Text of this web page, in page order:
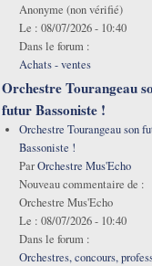
Anonyme (non vérifié)
Le : 08/07/2026 - 10:40
Dans le forum :
Achats - ventes
Orchestre Tourangeau
futur Bassoniste !
Orchestre Tourangeau son
Bassoniste !
ParOrchestre Mus'Echo
Nouveau commentaire de :
Orchestre Mus'Echo
Le : 08/07/2026 - 10:40
Dans le forum :
Orchestres, concours,